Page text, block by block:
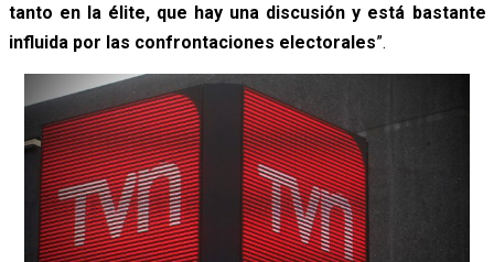
tanto en la élite, que hay una discusión y está bastante
influida por las confrontaciones electorales”.